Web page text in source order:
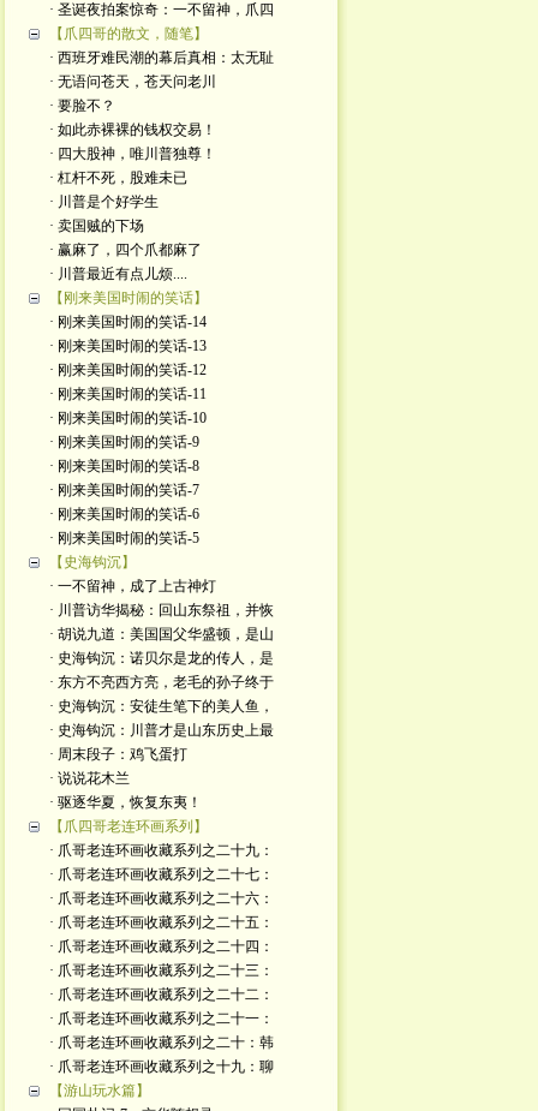
· 圣诞夜拍案惊奇：一不留神，爪四
【爪四哥的散文，随笔】
· 西班牙难民潮的幕后真相：太无耻
· 无语问苍天，苍天问老川
· 要脸不？
· 如此赤裸裸的钱权交易！
· 四大股神，唯川普独尊！
· 杠杆不死，股难未已
· 川普是个好学生
· 卖国贼的下场
· 赢麻了，四个爪都麻了
· 川普最近有点儿烦....
【刚来美国时闹的笑话】
· 刚来美国时闹的笑话-14
· 刚来美国时闹的笑话-13
· 刚来美国时闹的笑话-12
· 刚来美国时闹的笑话-11
· 刚来美国时闹的笑话-10
· 刚来美国时闹的笑话-9
· 刚来美国时闹的笑话-8
· 刚来美国时闹的笑话-7
· 刚来美国时闹的笑话-6
· 刚来美国时闹的笑话-5
【史海钩沉】
· 一不留神，成了上古神灯
· 川普访华揭秘：回山东祭祖，并恢
· 胡说九道：美国国父华盛顿，是山
· 史海钩沉：诺贝尔是龙的传人，是
· 东方不亮西方亮，老毛的孙子终于
· 史海钩沉：安徒生笔下的美人鱼，
· 史海钩沉：川普才是山东历史上最
· 周末段子：鸡飞蛋打
· 说说花木兰
· 驱逐华夏，恢复东夷！
【爪四哥老连环画系列】
· 爪哥老连环画收藏系列之二十九：
· 爪哥老连环画收藏系列之二十七：
· 爪哥老连环画收藏系列之二十六：
· 爪哥老连环画收藏系列之二十五：
· 爪哥老连环画收藏系列之二十四：
· 爪哥老连环画收藏系列之二十三：
· 爪哥老连环画收藏系列之二十二：
· 爪哥老连环画收藏系列之二十一：
· 爪哥老连环画收藏系列之二十：韩
· 爪哥老连环画收藏系列之十九：聊
【游山玩水篇】